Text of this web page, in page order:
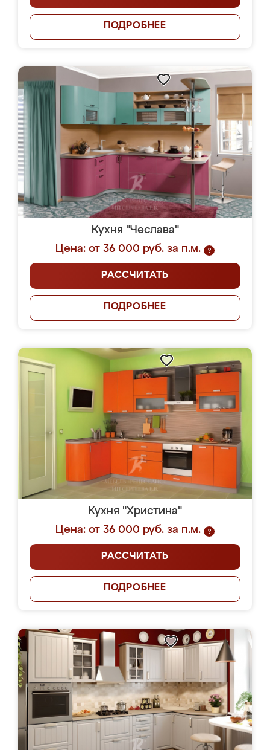
ПОДРОБНЕЕ
Кухня "Чеслава"
Цена: от 36 000 руб. за п.м.
?
РАССЧИТАТЬ
ПОДРОБНЕЕ
Кухня "Христина"
Цена: от 36 000 руб. за п.м.
?
РАССЧИТАТЬ
ПОДРОБНЕЕ